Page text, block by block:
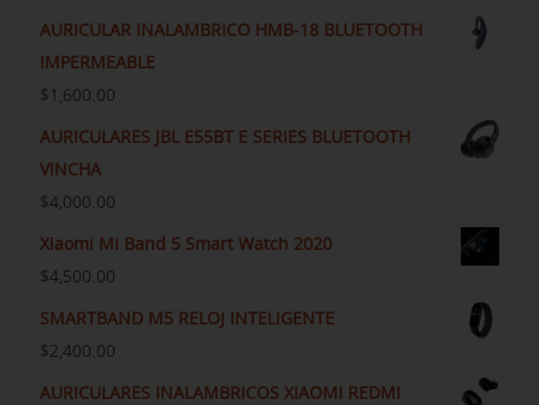
AURICULAR INALAMBRICO HMB-18 BLUETOOTH
IMPERMEABLE
$1,600.00
AURICULARES JBL E55BT E SERIES BLUETOOTH
VINCHA
$4,000.00
Xiaomi Mi Band 5 Smart Watch 2020
$4,500.00
SMARTBAND M5 RELOJ INTELIGENTE
$2,400.00
AURICULARES INALAMBRICOS XIAOMI REDMI